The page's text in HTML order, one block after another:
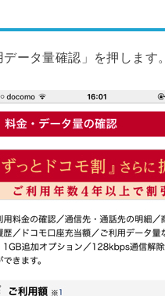
ータ量確認」を押します。